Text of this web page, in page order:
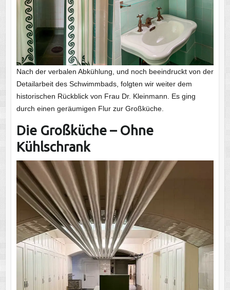
Nach der verbalen Abkühlung, und noch beeindruckt von der
Detailarbeit des Schwimmbads, folgten wir weiter dem
historischen Rückblick von Frau Dr. Kleinmann. Es ging
durch einen geräumigen Flur zur Großküche.
Die Großküche – Ohne
Kühlschrank